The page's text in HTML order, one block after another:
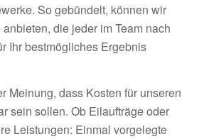
So gebündelt, können wir
die jeder im Team nach
Ihr bestmögliches Ergebnis
Meinung, dass Kosten für unseren
sein sollen. Ob Eilaufträge oder
Leistungen: Einmal vorgelegte